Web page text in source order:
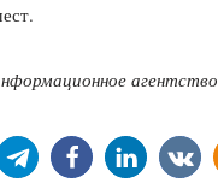
агентство